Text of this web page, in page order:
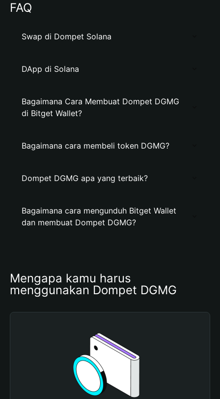
FAQ
Swap di Dompet Solana
DApp di Solana
Bagaimana Cara Membuat Dompet DGMG
di Bitget Wallet?
Bagaimana cara membeli token DGMG?
Dompet DGMG apa yang terbaik?
Bagaimana cara mengunduh Bitget Wallet
dan membuat Dompet DGMG?
Mengapa kamu harus
menggunakan Dompet DGMG